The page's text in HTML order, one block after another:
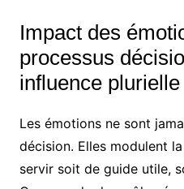
Impact des
processus
influence plurielle
Les émotions ne sont
décision. Elles modulent
servir soit de guide utile,